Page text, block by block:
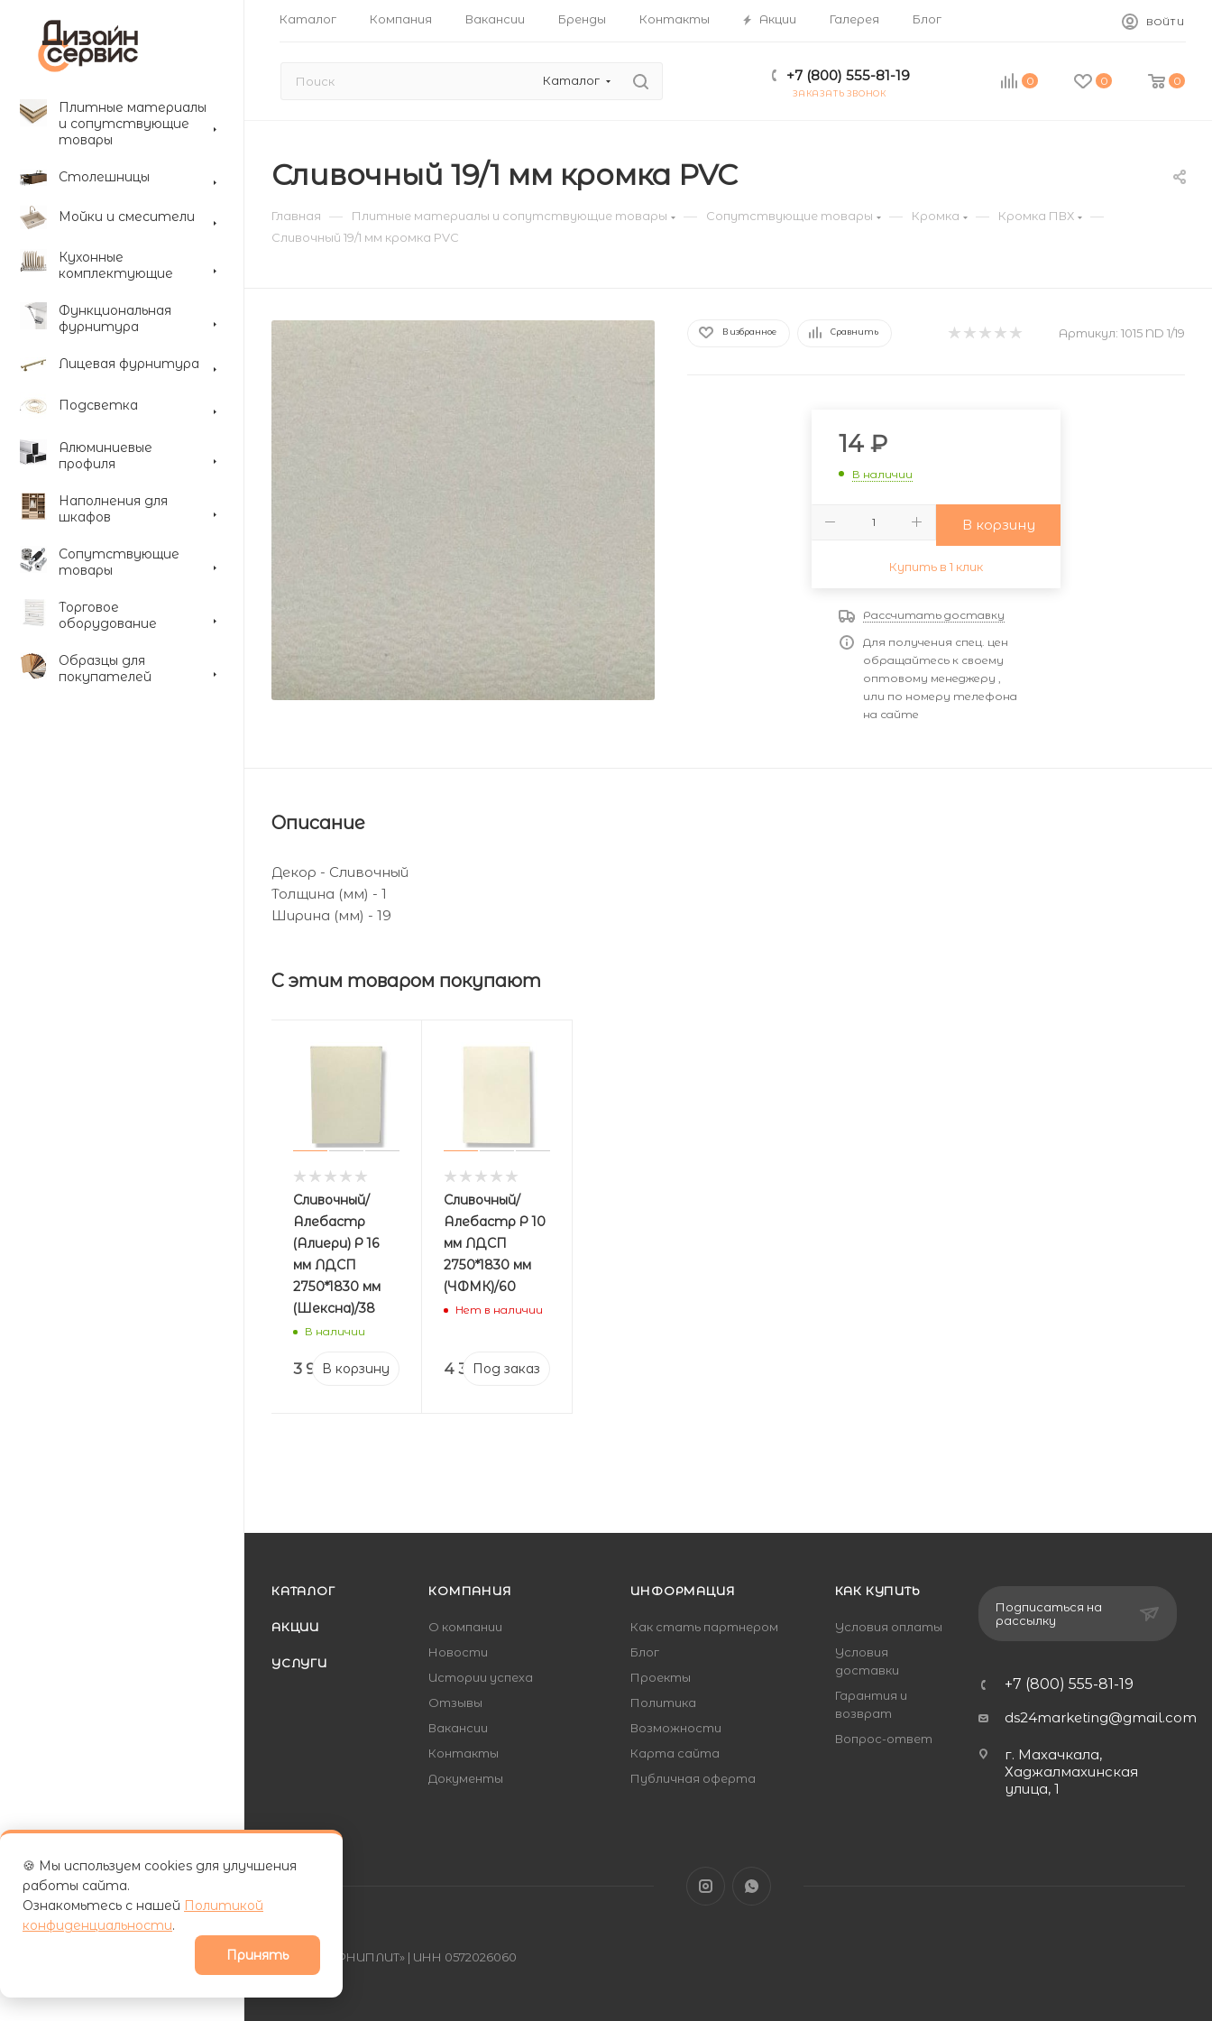
Каталог Компания Вакансии Бренды Контакты Акции Галерея Блог ВОЙТИ
Каталог +7 (800) 555-81-19
ЗАКАЗАТЬ ЗВОНОК
0 0 0
Плитные материалы
и сопутствующие
товары
Столешницы
Мойки и смесители
Кухонные
комплектующие
Функциональная
фурнитура
Лицевая фурнитура
Подсветка
Алюминиевые
профиля
Наполнения для
шкафов
Сопутствующие
товары
Торговое
оборудование
Образцы для
покупателей
Сливочный 19/1 мм кромка PVC
Главная — Плитные материалы и сопутствующие товары — Сопутствующие товары — Кромка — Кромка ПВХ —
Сливочный 19/1 мм кромка PVC
В избранное Сравнить Артикул: 1015 ND 1/19
14 ₽
В наличии
В корзину
Купить в 1 клик
Рассчитать доставку
Для получения спец. цен
обращайтесь к своему
оптовому менеджеру ,
или по номеру телефона
на сайте
Описание
Декор - Сливочный
Толщина (мм) - 1
Ширина (мм) - 19
С этим товаром покупают
Сливочный/
Алебастр
(Алиери) Р 16
мм ЛДСП
2750*1830 мм
(Шексна)/38
В наличии
3 978 ₽
В корзину
Сливочный/
Алебастр Р 10
мм ЛДСП
2750*1830 мм
(ЧФМК)/60
Нет в наличии
4 392₽
Под заказ
КАТАЛОГ
АКЦИИ
УСЛУГИ
КОМПАНИЯ
О компании
Новости
Истории успеха
Отзывы
Вакансии
Контакты
Документы
ИНФОРМАЦИЯ
Как стать партнером
Блог
Проекты
Политика
Возможности
Карта сайта
Публичная оферта
КАК КУПИТЬ
Условия оплаты
Условия
доставки
Гарантия и
возврат
Вопрос-ответ
Подписаться на
рассылку
+7 (800) 555-81-19
ds24marketing@gmail.com
г. Махачкала,
Хаджалмахинская
улица, 1
| ООО «ФУРНИПЛИТ» | ИНН 0572026060
🍪 Мы используем cookies для улучшения
работы сайта.
Ознакомьтесь с нашей Политикой
конфиденциальности.
Принять